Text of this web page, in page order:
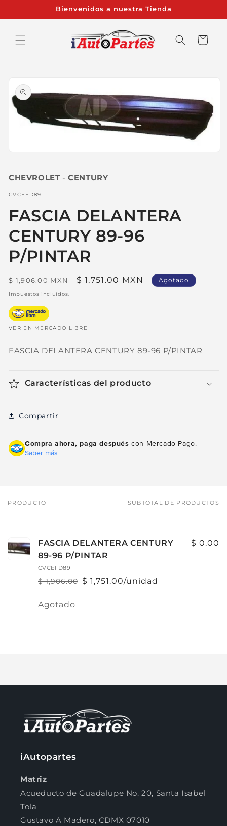
directamente
al contenido
Bienvenidos a nuestra Tienda
Carrito
a la
información
del producto
1
una
modal
CHEVROLET-CENTURY
SKU:
CVCEFD89
FASCIA DELANTERA
CENTURY 89-96
P/PINTAR
Precio
habitual
$ 1,906.00 MXN
Precio
$ 1,751.00 MXN Agotado
Impuestos incluidos.
VER EN MERCADO LIBRE
FASCIA DELANTERA CENTURY 89-96 P/PINTAR
Características del producto
Compartir
Compra ahora, paga después con Mercado Pago.
Saber más
Tu
PRODUCTO SUBTOTAL DE PRODUCTOS
FASCIA DELANTERA CENTURY
89-96 P/PINTAR
CVCEFD89
Precio
$ 1,906.00
Precio
oferta
$ 1,751.00/unidad
$ 0.00
Cantidad
Agotado
iAutopartes
Matriz
Acueducto de Guadalupe No. 20, Santa Isabel
Tola
Gustavo A Madero, CDMX 07010
Compra ahora y paga a meses
sin tarjeta de crédito
2
la cantidad de mesesy confirma.